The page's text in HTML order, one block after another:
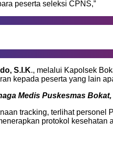
peserta seleksi CPNS,”
S.I.K., melalui Kapolsek
kepada peserta yang lain
Medis Puskesmas
tracking, terlihat
protokol kesehatan